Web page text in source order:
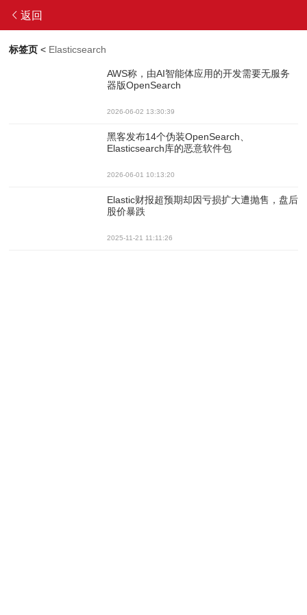
返回
标签页 < Elasticsearch
AWS称，由AI智能体应用的开发需要无服务
器版OpenSearch
2026-06-02 13:30:39
黑客发布14个伪装OpenSearch、
Elasticsearch库的恶意软件包
2026-06-01 10:13:20
Elastic财报超预期却因亏损扩大遭抛售，盘后
股价暴跌
2025-11-21 11:11:26